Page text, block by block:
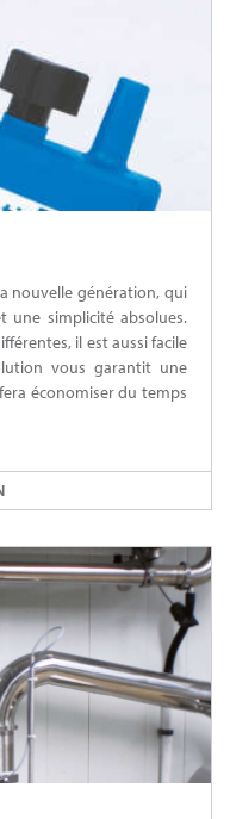
nouvelle génération, qui
une simplicité absolues.
il est aussi facile
vous garantit une
économiser du temps